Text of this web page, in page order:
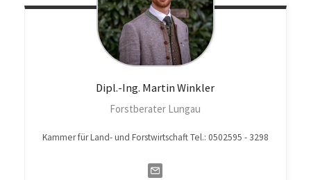
Dipl.-Ing. MartinWinkler
Forstberater Lungau
Kammer für Land- und Forstwirtschaft Tel.: 0502595 - 3298